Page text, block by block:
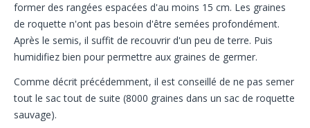
former des rangées espacées d'au moins 15 cm. Les graines
de roquette n'ont pas besoin d'être semées profondément.
Après le semis, il suffit de recouvrir d'un peu de terre. Puis
humidifiez bien pour permettre aux graines de germer.
Comme décrit précédemment, il est conseillé de ne pas semer
tout le sac tout de suite (8000 graines dans un sac de roquette
sauvage).